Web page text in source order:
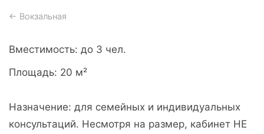
← Вокзальная
Вместимость до 3 чел.
Площадь 20 м²
Назначение: для семейных и индивидуальных
консультаций. Несмотря на размер, кабинет НЕ